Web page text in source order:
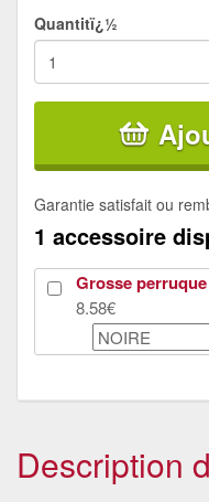
Quantitï¿½
Garantie satisfait ou
1 accessoire
Grosse
8.58€
Description